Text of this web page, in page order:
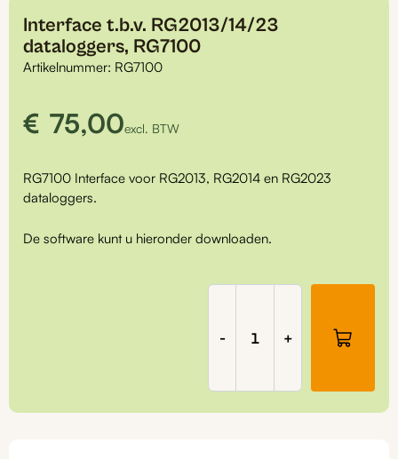
Interface t.b.v. RG2013/14/23
dataloggers, RG7100
Artikelnummer: RG7100
€ 75,00excl. BTW
RG7100 Interface voor RG2013, RG2014 en RG2023
dataloggers.
De software kunt u hieronder downloaden.
Interface
RG2013/14/23
aantal
- +